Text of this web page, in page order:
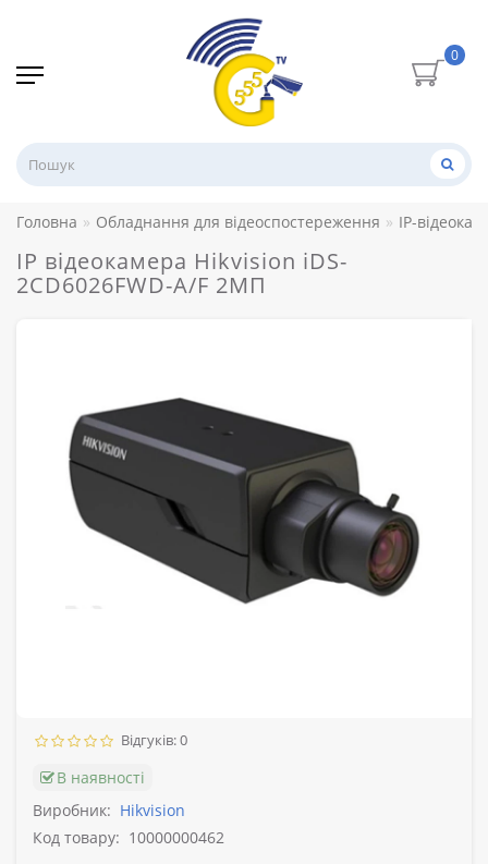
0
Головна Обладнання для відеоспостереження IP-
IP відеокамера Hikvision iDS-
2CD6026FWD-A/F 2МП
Відгуків: 0
В наявності
Виробник: Hikvision
Код товару: 10000000462